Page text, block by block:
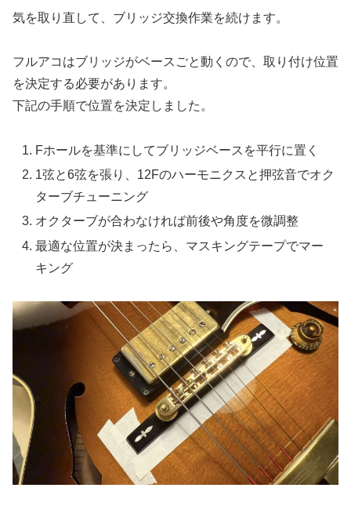
気を取り直して、ブリッジ交換作業を続けます。
フルアコはブリッジがベースごと動くので、取り付け位置
を決定する必要があります。
下記の手順で位置を決定しました。
Fホールを基準にしてブリッジベースを平行に置く
1弦と6弦を張り、12Fのハーモニクスと押弦音でオク
ターブチューニング
オクターブが合わなければ前後や角度を微調整
最適な位置が決まったら、マスキングテープでマー
キング